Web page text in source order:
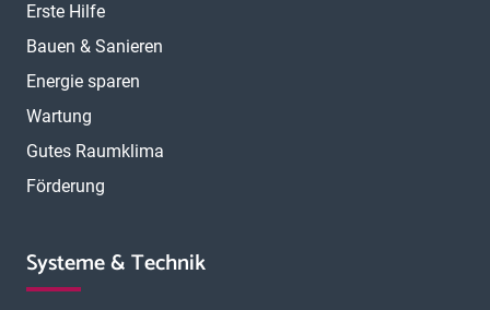
Erste Hilfe
Bauen & Sanieren
Energie sparen
Wartung
Gutes Raumklima
Förderung
Systeme & Technik